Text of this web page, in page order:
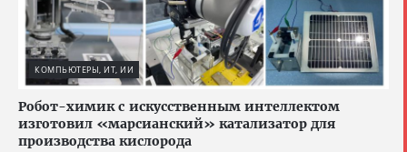
КОМПЬЮТЕРЫ, ИТ, ИИ
Робот-химик с искусственным интеллектом
изготовил «марсианский» катализатор для
производства кислорода